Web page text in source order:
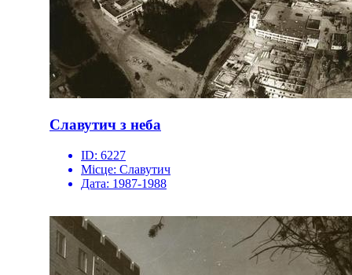
Славутич з неба
ID: 6227
Місце: Славутич
Дата: 1987-1988